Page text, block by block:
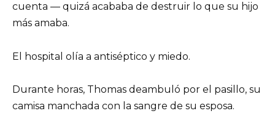
cuenta — quizá acababa de destruir lo que su hijo
más amaba.
El hospital olía a antiséptico y miedo.
Durante horas, Thomas deambuló por el pasillo, su
camisa manchada con la sangre de su esposa.